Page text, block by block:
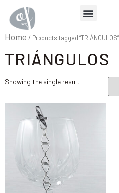
Home / Products tagged “TRIÁNGULOS”
TRIÁNGULOS
Showing the single result